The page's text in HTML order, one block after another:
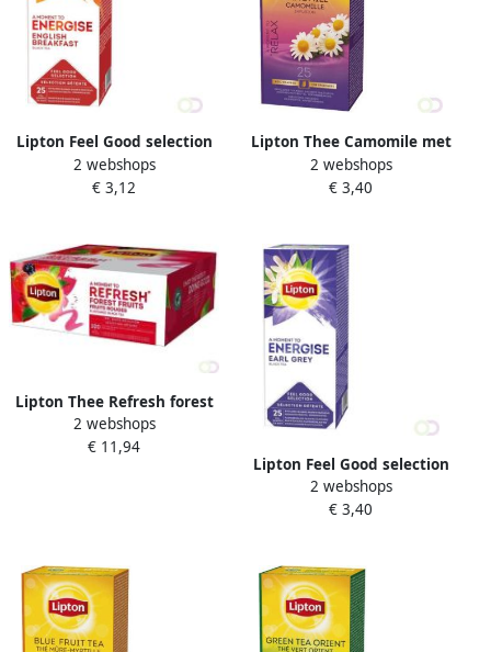
Lipton Feel Good selection
thee English breakfast 2gr
2 webshops
€ 3,12
Lipton Thee Camomile met
envelop 25stuks
2 webshops
€ 3,40
Lipton Thee Refresh forest
fruits 100x1.5gr
2 webshops
€ 11,94
Lipton Feel Good selection
thee earl grey 2gr
2 webshops
€ 3,40